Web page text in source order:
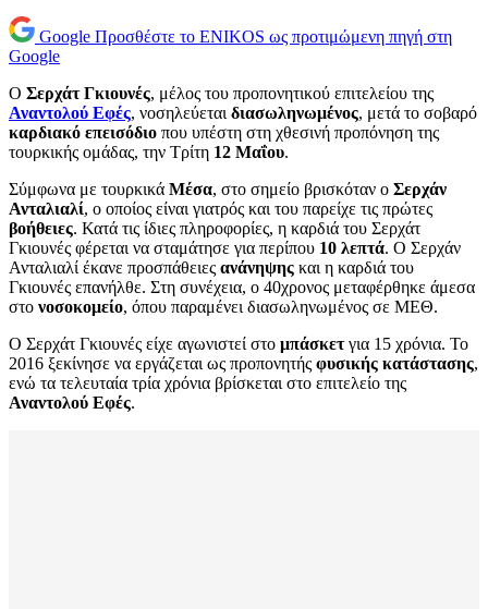
Google Προσθέστε το ENIKOS ως προτιμώμενη πηγή στη
Google
Ο Σερχάτ Γκιουνές, μέλος του προπονητικού επιτελείου της
Αναντολού Εφές, νοσηλεύεται διασωληνωμένος, μετά το σοβαρό
καρδιακό επεισόδιο που υπέστη στη χθεσινή προπόνηση της
τουρκικής ομάδας, την Τρίτη 12 Μαΐου.
Σύμφωνα με τουρκικά Μέσα, στο σημείο βρισκόταν ο Σερχάν
Ανταλιαλί, ο οποίος είναι γιατρός και του παρείχε τις πρώτες
βοήθειες. Κατά τις ίδιες πληροφορίες, η καρδιά του Σερχάτ
Γκιουνές φέρεται να σταμάτησε για περίπου 10 λεπτά. Ο Σερχάν
Ανταλιαλί έκανε προσπάθειες ανάνηψης και η καρδιά του
Γκιουνές επανήλθε. Στη συνέχεια, ο 40χρονος μεταφέρθηκε άμεσα
στο νοσοκομείο, όπου παραμένει διασωληνωμένος σε ΜΕΘ.
Ο Σερχάτ Γκιουνές είχε αγωνιστεί στο μπάσκετγια 15 χρόνια. Το
2016 ξεκίνησε να εργάζεται ως προπονητής φυσικής κατάστασης,
ενώ τα τελευταία τρία χρόνια βρίσκεται στο επιτελείο της
Αναντολού Εφές.